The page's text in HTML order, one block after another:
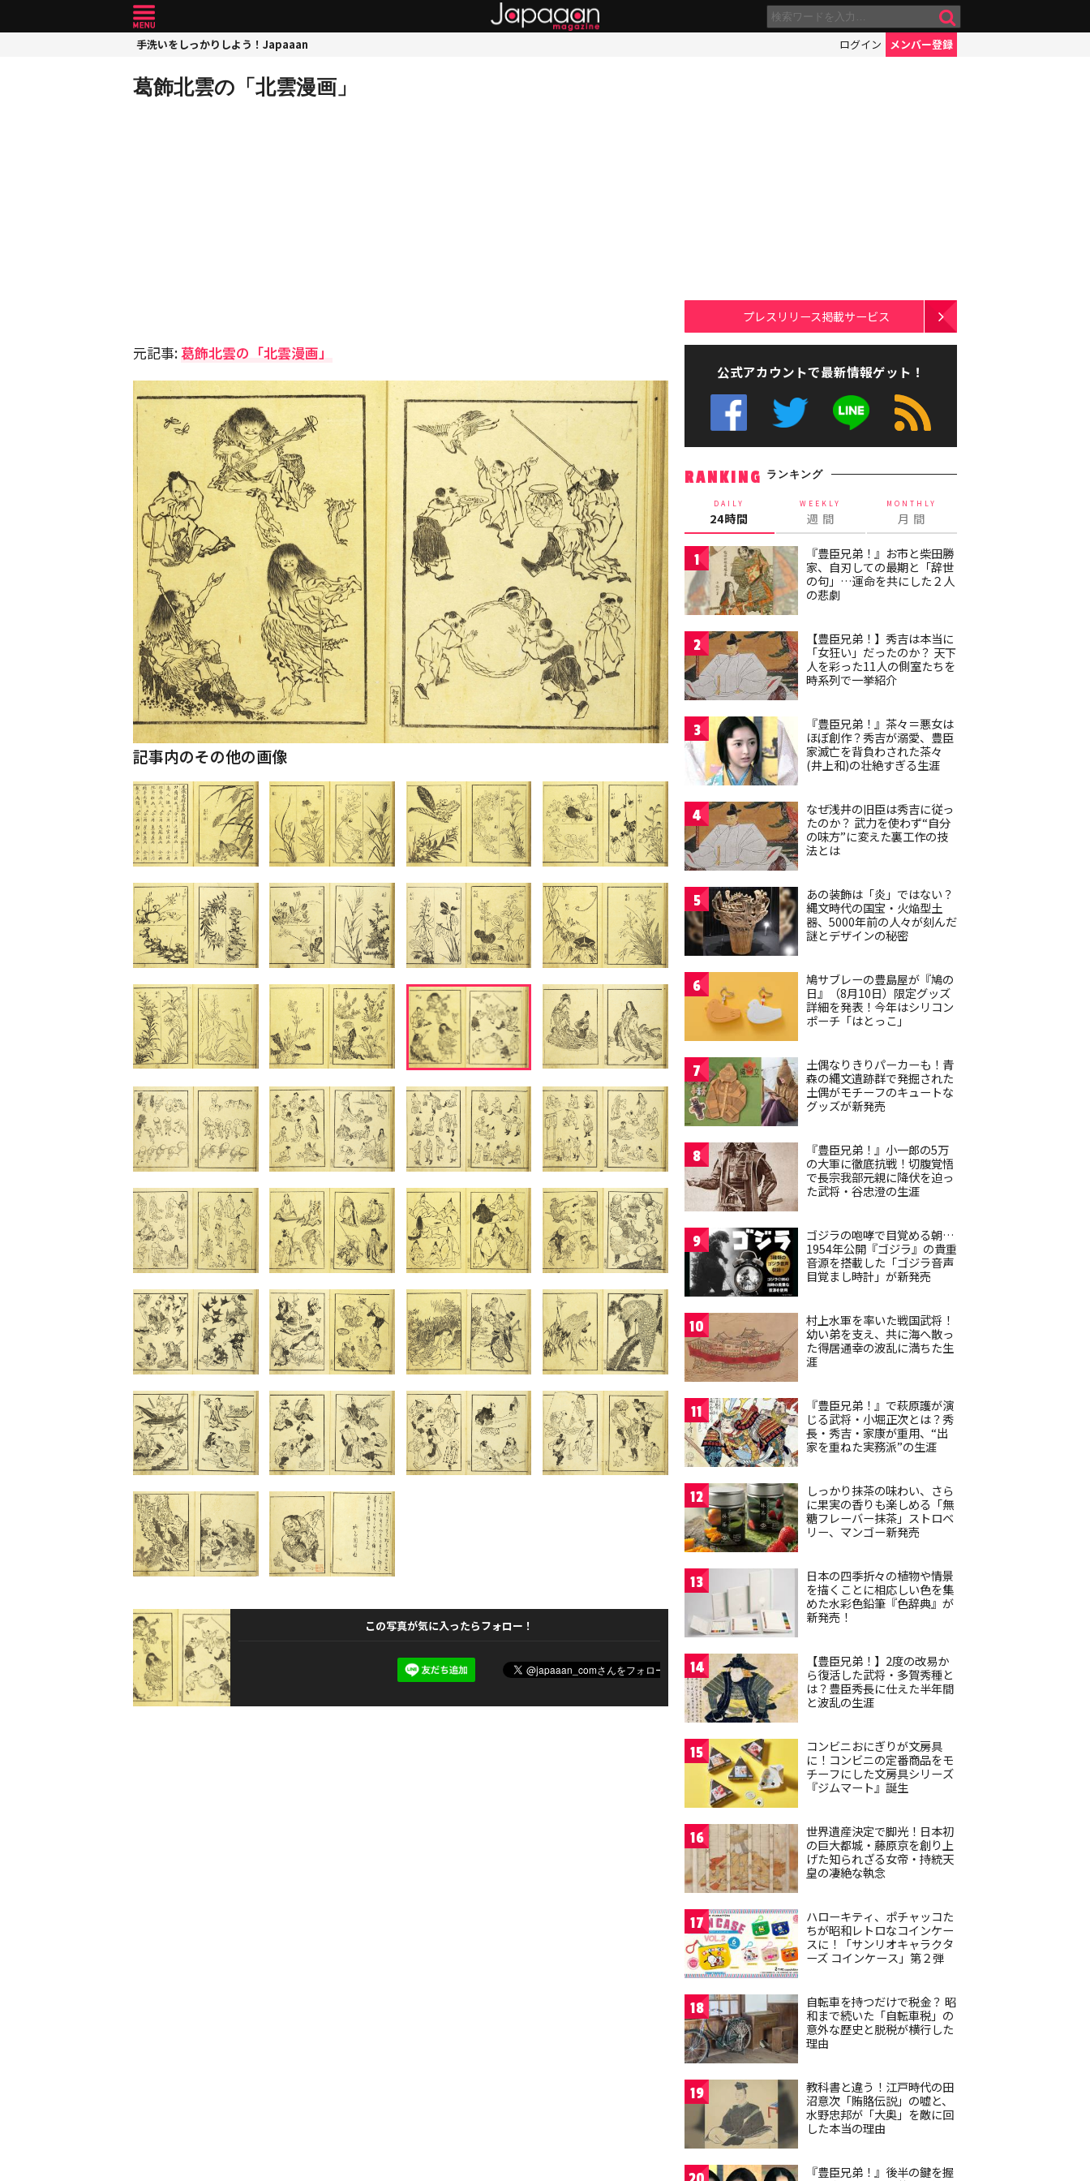
手洗いをしっかりしよう！Japaaan ログイン メンバー登録
葛飾北雲の「北雲漫画」
元記事:葛飾北雲の「北雲漫画」
記事内のその他の画像
この写真が気に入ったらフォロー！
プレスリリース掲載サービス
公式アカウントで最新情報ゲット！
RANKING ランキング
DAILY
24時間
WEEKLY
週 間
MONTHLY
月 間
1
『豊臣兄弟！』お市と柴田勝
家、自刃しての最期と「辞世
の句」…運命を共にした２人
の悲劇
2
【豊臣兄弟！】秀吉は本当に
「女狂い」だったのか？ 天下
人を彩った11人の側室たちを
時系列で一挙紹介
3
『豊臣兄弟！』茶々＝悪女は
ほぼ創作？秀吉が溺愛、豊臣
家滅亡を背負わされた茶々
(井上和)の壮絶すぎる生涯
4
なぜ浅井の旧臣は秀吉に従っ
たのか？ 武力を使わず“自分
の味方”に変えた裏工作の技
法とは
5
あの装飾は「炎」ではない？
縄文時代の国宝・火焔型土
器、5000年前の人々が刻んだ
謎とデザインの秘密
6
鳩サブレーの豊島屋が『鳩の
日』（8月10日）限定グッズ
詳細を発表！今年はシリコン
ポーチ「はとっこ」
7
土偶なりきりパーカーも！青
森の縄文遺跡群で発掘された
土偶がモチーフのキュートな
グッズが新発売
8
『豊臣兄弟！』小一郎の5万
の大軍に徹底抗戦！切腹覚悟
で長宗我部元親に降伏を迫っ
た武将・谷忠澄の生涯
9
ゴジラの咆哮で目覚める朝…
1954年公開『ゴジラ』の貴重
音源を搭載した「ゴジラ音声
目覚まし時計」が新発売
10
村上水軍を率いた戦国武将！
幼い弟を支え、共に海へ散っ
た得居通幸の波乱に満ちた生
涯
11
『豊臣兄弟！』で萩原護が演
じる武将・小堀正次とは？秀
長・秀吉・家康が重用、“出
家を重ねた実務派”の生涯
12
しっかり抹茶の味わい、さら
に果実の香りも楽しめる「無
糖フレーバー抹茶」ストロベ
リー、マンゴー新発売
13
日本の四季折々の植物や情景
を描くことに相応しい色を集
めた水彩色鉛筆『色辞典』が
新発売！
14
【豊臣兄弟！】2度の改易か
ら復活した武将・多賀秀種と
は？豊臣秀長に仕えた半年間
と波乱の生涯
15
コンビニおにぎりが文房具
に！コンビニの定番商品をモ
チーフにした文房具シリーズ
『ジムマート』誕生
16
世界遺産決定で脚光！日本初
の巨大都城・藤原京を創り上
げた知られざる女帝・持統天
皇の凄絶な執念
17
ハローキティ、ポチャッコた
ちが昭和レトロなコインケー
スに！「サンリオキャラクタ
ーズ コインケース」第２弾
18
自転車を持つだけで税金？ 昭
和まで続いた「自転車税」の
意外な歴史と脱税が横行した
理由
19
教科書と違う！江戸時代の田
沼意次「賄賂伝説」の嘘と、
水野忠邦が「大奥」を敵に回
した本当の理由
『豊臣兄弟！』後半の鍵を握